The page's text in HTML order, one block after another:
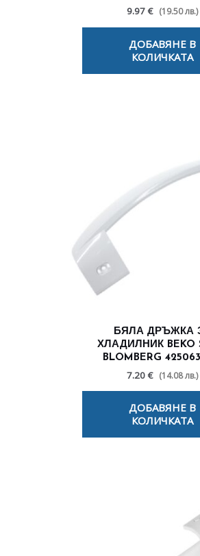
9.97 € (19.50 лв.)
ДОБАВЯНЕ В
КОЛИЧКАТА
БЯЛА ДРЪЖКА
ХЛАДИЛНИК BEKO
BLOMBERG
7.20 € (14.08 лв.)
ДОБАВЯНЕ В
КОЛИЧКАТА